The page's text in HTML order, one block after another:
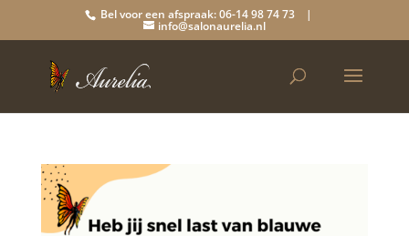
Bel voor een afspraak: 06-14 98 74 73 |
info@salonaurelia.nl